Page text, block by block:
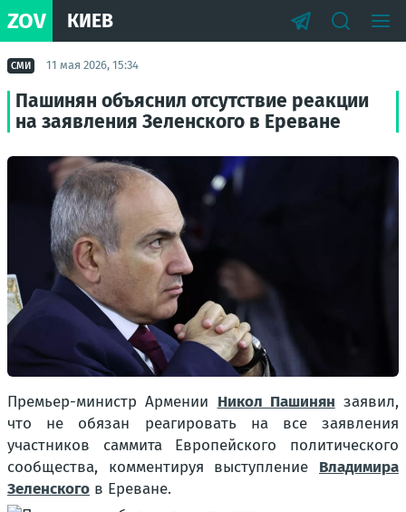
ZOV КИЕВ
СМИ 11 мая 2026, 15:34
Пашинян объяснил отсутствие реакции
на заявления Зеленского в Ереване
Премьер-министр Армении Никол Пашинян заявил,
что не обязан реагировать на все заявления
участников саммита Европейского политического
сообщества, комментируя выступление Владимира
Зеленского в Ереване.